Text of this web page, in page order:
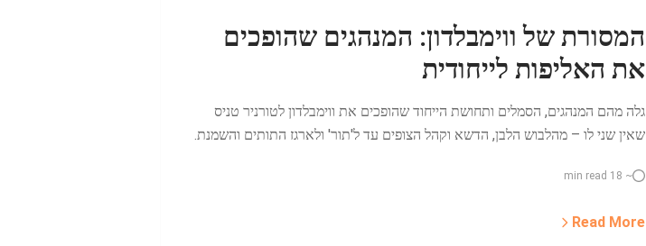
המסורת של ווימבלדון: המנהגים שהופכים
את האליפות לייחודית
גלה מהם המנהגים, הסמלים ותחושת הייחוד שהופכים את ווימבלדון לטורניר טניס
שאין שני לו – מהלבוש הלבן, הדשא וקהל הצופים עד ל'תור' ולארגז התותים והשמנת.
~ 18 min read
Read More